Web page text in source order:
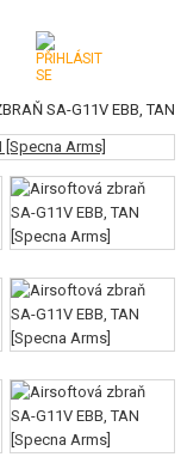
SA-G11V EBB, TAN